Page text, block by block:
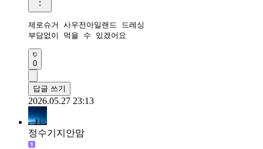
제로슈거 사우전아일랜드 드레싱
부담없이 먹을 수 있겠어요
0
답글 쓰기
2026.05.27 23:13
정수기지안맘